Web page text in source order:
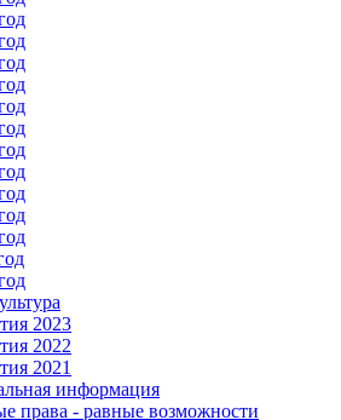
2023
2022
2021
информация
права - равные возможности